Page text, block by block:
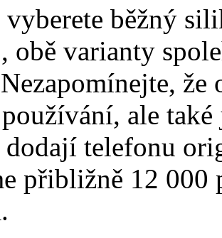
běžný
obě varianty
ale
dodají telefonu
přibližně 12 000